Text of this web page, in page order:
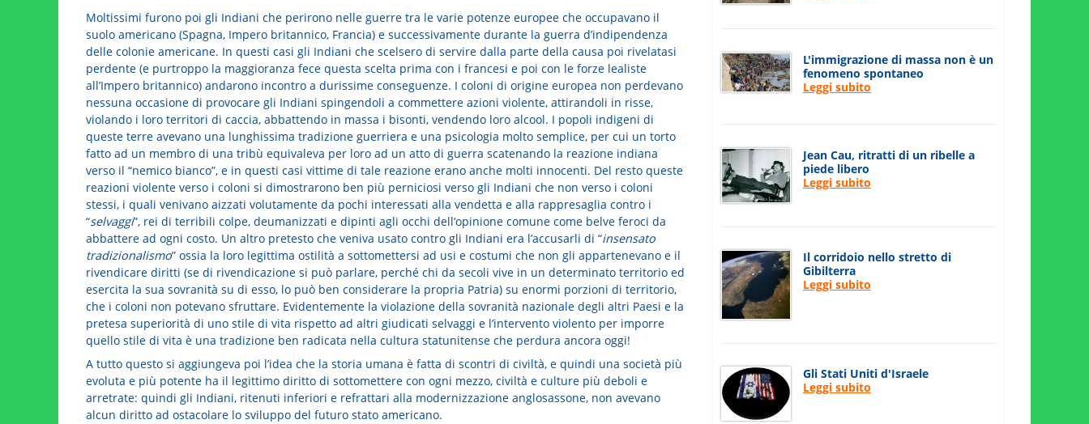
Moltissimi furono poi gli Indiani che perirono nelle guerre tra le varie potenze europee che occupavano il
suolo americano (Spagna, Impero britannico, Francia) e successivamente durante la guerra d’indipendenza
delle colonie americane. In questi casi gli Indiani che scelsero di servire dalla parte della causa poi rivelatasi
perdente (e purtroppo la maggioranza fece questa scelta prima con i francesi e poi con le forze lealiste
all’Impero britannico) andarono incontro a durissime conseguenze. I coloni di origine europea non perdevano
nessuna occasione di provocare gli Indiani spingendoli a commettere azioni violente, attirandoli in risse,
violando i loro territori di caccia, abbattendo in massa i bisonti, vendendo loro alcool. I popoli indigeni di
queste terre avevano una lunghissima tradizione guerriera e una psicologia molto semplice, per cui un torto
fatto ad un membro di una tribù equivaleva per loro ad un atto di guerra scatenando la reazione indiana
verso il “nemico bianco”, e in questi casi vittime di tale reazione erano anche molti innocenti. Del resto queste
reazioni violente verso i coloni si dimostrarono ben più perniciosi verso gli Indiani che non verso i coloni
stessi, i quali venivano aizzati volutamente da pochi interessati alla vendetta e alla rappresaglia contro i
“selvaggi”, rei di terribili colpe, deumanizzati e dipinti agli occhi dell’opinione comune come belve feroci da
abbattere ad ogni costo. Un altro pretesto che veniva usato contro gli Indiani era l’accusarli di “insensato
tradizionalismo” ossia la loro legittima ostilità a sottomettersi ad usi e costumi che non gli appartenevano e il
rivendicare diritti (se di rivendicazione si può parlare, perché chi da secoli vive in un determinato territorio ed
esercita la sua sovranità su di esso, lo può ben considerare la propria Patria) su enormi porzioni di territorio,
che i coloni non potevano sfruttare. Evidentemente la violazione della sovranità nazionale degli altri Paesi e la
pretesa superiorità di uno stile di vita rispetto ad altri giudicati selvaggi e l’intervento violento per imporre
quello stile di vita è una tradizione ben radicata nella cultura statunitense che perdura ancora oggi!
A tutto questo si aggiungeva poi l’idea che la storia umana è fatta di scontri di civiltà, e quindi una società più
evoluta e più potente ha il legittimo diritto di sottomettere con ogni mezzo, civiltà e culture più deboli e
arretrate: quindi gli Indiani, ritenuti inferiori e refrattari alla modernizzazione anglosassone, non avevano
alcun diritto ad ostacolare lo sviluppo del futuro stato americano.
L'immigrazione di massa non è un
fenomeno spontaneo
Leggi subito
Jean Cau, ritratti di un ribelle a
piede libero
Leggi subito
Il corridoio nello stretto di
Gibilterra
Leggi subito
Gli Stati Uniti d'Israele
Leggi subito